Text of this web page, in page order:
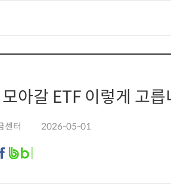
아갈 ETF 이렇게 고릅
센터 2026-05-01